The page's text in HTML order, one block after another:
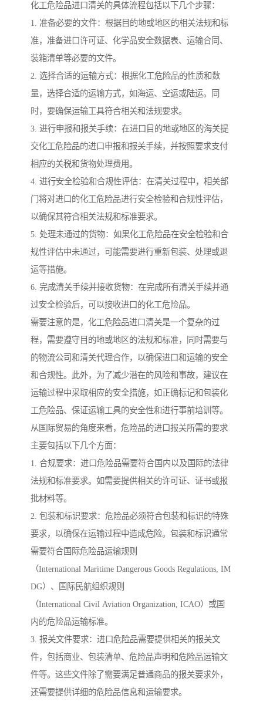
化工危险品进口清关的具体流程包括以下几个步骤：
1. 准备必要的文件：根据目的地或地区的相关法规和标
准，准备进口许可证、化学品安全数据表、运输合同、
装箱清单等必要的文件。
2. 选择合适的运输方式：根据化工危险品的性质和数
量，选择合适的运输方式，如海运、空运或陆运。同
时，要确保运输工具符合相关和法规要求。
3. 进行申报和报关手续：在进口目的地或地区的海关提
交化工危险品的进口申报和报关手续，并按照要求支付
相应的关税和货物处理费用。
4. 进行安全检验和合规性评估：在清关过程中，相关部
门将对进口的化工危险品进行安全检验和合规性评估，
以确保其符合相关法规和标准要求。
5. 处理未通过的货物：如果化工危险品在安全检验和合
规性评估中未通过，可能需要进行重新包装、处理或退
运等措施。
6. 完成清关手续并接收货物：在完成所有清关手续并通
过安全检验后，可以接收进口的化工危险品。
需要注意的是，化工危险品进口清关是一个复杂的过
程，需要遵守目的地或地区的法规和标准，同时需要与
的物流公司和清关代理合作，以确保进口和运输的安全
和合规性。此外，为了减少潜在的风险和事故，建议在
运输过程中采取相应的安全措施，如正确标记和包装化
工危险品、保证运输工具的安全性和进行事前培训等。
从国际贸易的角度来看，危险品的进口报关所需的要求
主要包括以下几个方面：
1. 合规要求：进口危险品需要符合国内以及国际的法律
法规和标准要求。如需要提供相关的许可证、证书或报
批材料等。
2. 包装和标识要求：危险品必须符合包装和标识的特殊
要求，以确保在运输过程中造成危险。包装和标识通常
需要符合国际危险品运输规则
（International Maritime Dangerous Goods Regulations, IM
DG）、国际民航组织规则
（International Civil Aviation Organization, ICAO）或国
内的危险品运输标准。
3. 报关文件要求：进口危险品需要提供相关的报关文
件，包括商业、包装清单、危险品声明和危险品运输文
件等。这些文件除了需要满足普通商品的报关要求外，
还需要提供详细的危险品信息和运输要求。